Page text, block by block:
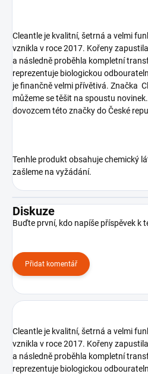
Cleantle je kvalitní, šetrná a velmi
vznikla v roce 2017. Kořeny
a následně proběhla kompletní
reprezentuje biologickou
je finančně velmi přívětivá. Značka
můžeme se těšit na spoustu
dovozcem této značky do České
Tenhle produkt obsahuje chemický
zašleme na vyžádání.
Diskuze
Buďte první, kdo napíše příspěvek k
Přidat komentář
Cleantle je kvalitní, šetrná a velmi
vznikla v roce 2017. Kořeny
a následně proběhla kompletní
reprezentuje biologickou